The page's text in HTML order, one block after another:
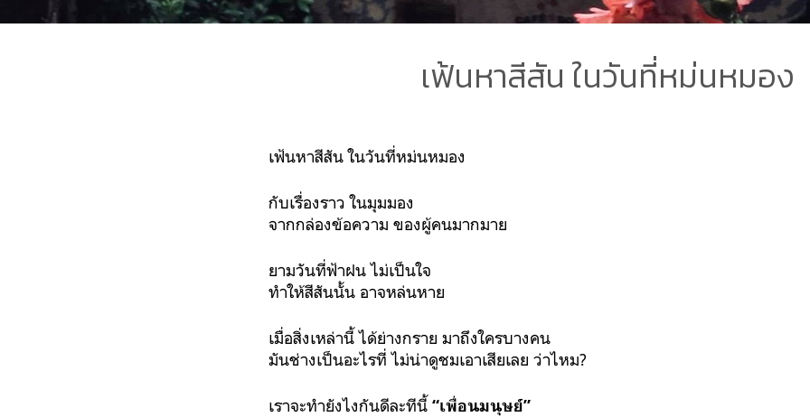
เฟ้นหาสีสัน ในวันที่หม่นหมอง
เฟ้นหาสีสัน ในวันที่หม่นหมอง
กับเรื่องราว ในมุมมอง
จากกล่องข้อความ ของผู้คนมากมาย
ยามวันที่ฟ้าฝน ไม่เป็นใจ
ทำให้สีสันนั้น อาจหล่นหาย
เมื่อสิ่งเหล่านี้ ได้ย่างกราย มาถึงใครบางคน
มันช่างเป็นอะไรที่ ไม่น่าดูชมเอาเสียเลย ว่าไหม?
เราจะทำยังไงกันดีละทีนี้ “เพื่อนมนุษย์”